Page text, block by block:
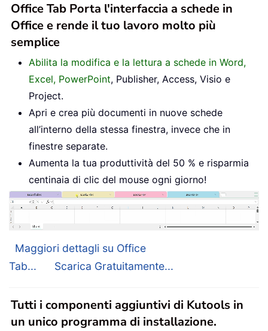
Office Tab Porta l'interfaccia a schede in
Office e rende il tuo lavoro molto più
semplice
Abilita la modifica e la lettura a schede in Word,
Excel, PowerPoint, Publisher, Access, Visio e
Project.
Apri e crea più documenti in nuove schede
all’interno della stessa finestra, invece che in
finestre separate.
Aumenta la tua produttività del 50 % e risparmia
centinaia di clic del mouse ogni giorno!
Maggiori dettagli su Office
Tab...
Scarica Gratuitamente...
Tutti i componenti aggiuntivi di Kutools in
un unico programma di installazione.